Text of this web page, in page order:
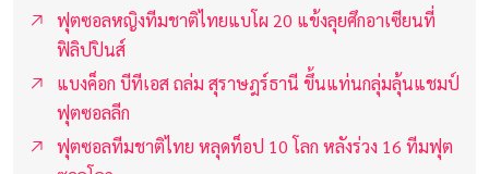
ฟุตซอลหญิงทีมชาติไทยแบโผ 20 แข้งลุยศึกอาเซียนที่
ฟิลิปปินส์
แบงค็อก บีทีเอส ถล่ม สุราษฎร์ธานี ขึ้นแท่นกลุ่มลุ้นแชมป์
ฟุตซอลลีก
ฟุตซอลทีมชาติไทย หลุดท็อป 10 โลก หลังร่วง 16 ทีมฟุต